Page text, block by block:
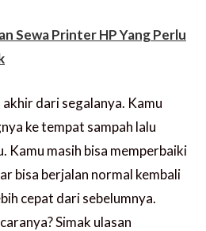
Sewa Printer HP Yang Perlu
dari segalanya. Kamu
ke tempat sampah lalu
Kamu masih bisa memperbaiki
bisa berjalan normal kembali
cepat dari sebelumnya.
Simak ulasan